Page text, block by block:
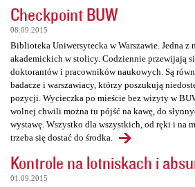
Checkpoint BUW
08.09.2015
Biblioteka Uniwersytecka w Warszawie. Jedna
akademickich w stolicy. Codziennie przewijają
doktorantów i pracowników naukowych. Są
badacze i warszawiacy, którzy poszukują
pozycji. Wycieczka po mieście bez wizyty w
wolnej chwili można tu pójść na kawę, do
wystawę. Wszystko dla wszystkich, od ręki i na
trzeba się dostać do środka.
Kontrole na lotniskach i
01.09.2015